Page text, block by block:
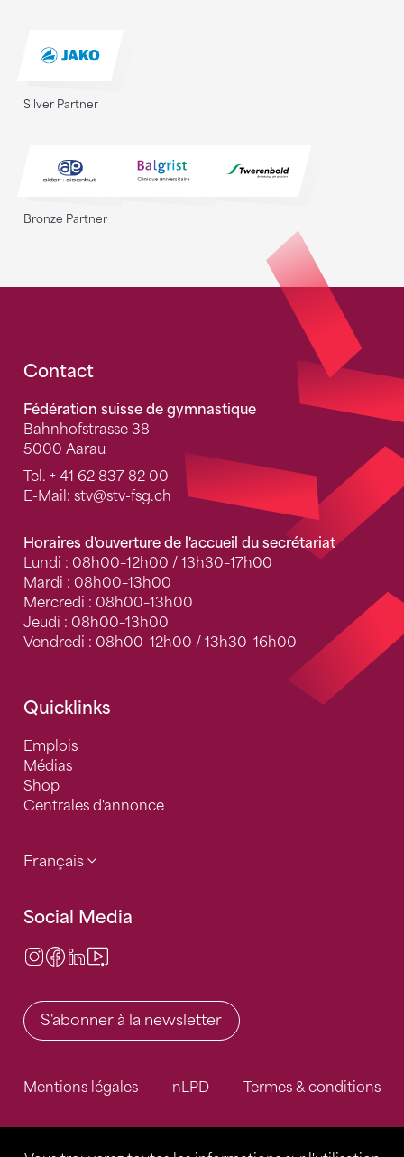
Silver Partner
Bronze Partner
Fusszeile
Contact
Fédération suisse de gymnastique
Bahnhofstrasse 38
5000 Aarau
Tel. + 41 62 837 82 00
E-Mail: stv@stv-fsg.ch
Horaires d'ouverture de l'accueil du secrétariat
Lundi : 08h00–12h00 / 13h30–17h00
Mardi : 08h00–13h00
Mercredi : 08h00–13h00
Jeudi : 08h00–13h00
Vendredi : 08h00–12h00 / 13h30–16h00
Quicklinks
Emplois
Médias
Shop
Centrales d'annonce
Français
Social Media
Instagram
Facebook
LinkedIn
S'abonner à la newsletter
Mentions légales nLPD Termes & conditions